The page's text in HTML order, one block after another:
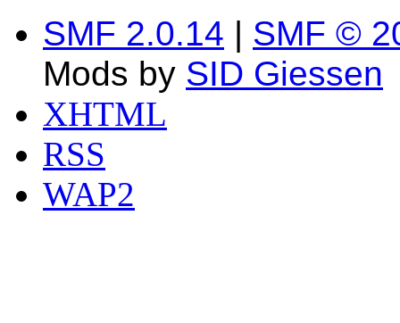
SMF 2.0.14 | SMF ©
Mods by SID Giessen
XHTML
RSS
WAP2